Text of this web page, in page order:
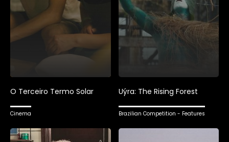
O Terceiro Termo Solar
Cinema
Uýra: The Rising Forest
Brazilian Competition - Features